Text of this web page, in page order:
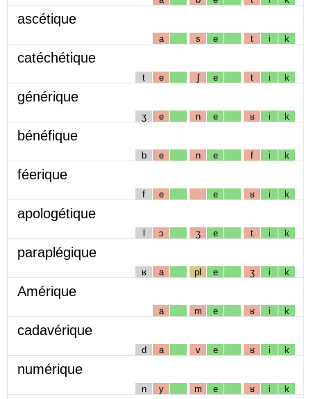
ascétique
a s e t i k
catéchétique
t e ʃ e t i k
générique
ʒ e n e ʁ i k
bénéfique
b e n e f i k
féerique
f e e ʁ i k
apologétique
l ɔ ʒ e t i k
paraplégique
ʁ a pl e ʒ i k
Amérique
a m e ʁ i k
cadavérique
d a v e ʁ i k
numérique
n y m e ʁ i k